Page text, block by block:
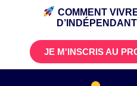
COMMENT
D’INDÉPENDANT
JE M'INSCRIS AU